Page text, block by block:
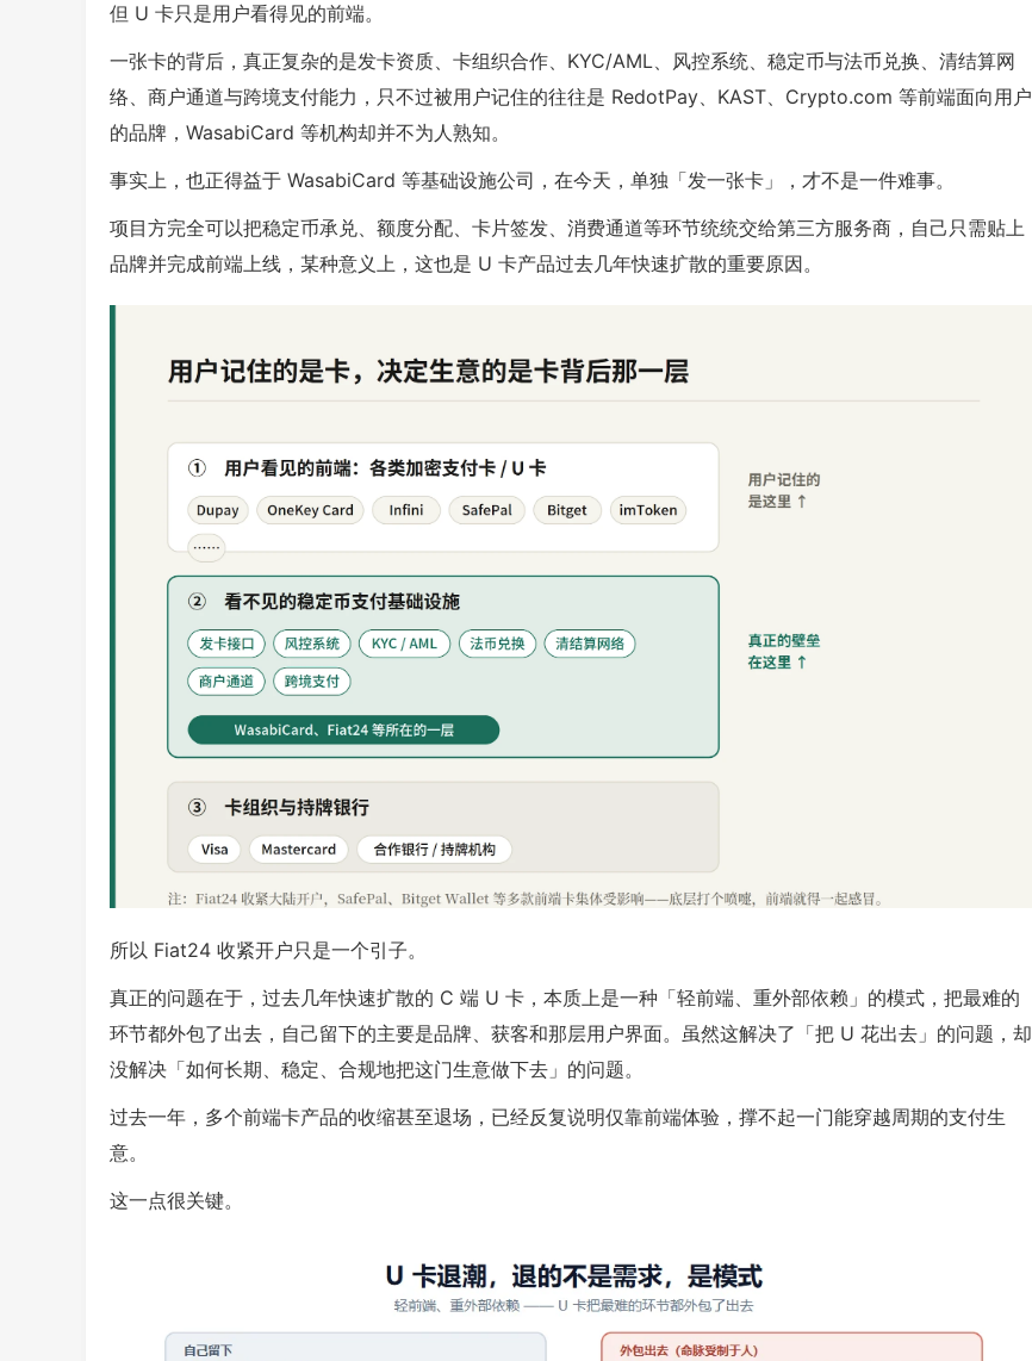
但 U 卡只是用户看得见的前端。
一张卡的背后，真正复杂的是发卡资质、卡组织合作、KYC/AML、风控系统、稳定币与法币兑换、清结算网
络、商户通道与跨境支付能力，只不过被用户记住的往往是 RedotPay、KAST、Crypto.com 等前端面向用户
的品牌，WasabiCard 等机构却并不为人熟知。
事实上，也正得益于 WasabiCard 等基础设施公司，在今天，单独「发一张卡」，才不是一件难事。
项目方完全可以把稳定币承兑、额度分配、卡片签发、消费通道等环节统统交给第三方服务商，自己只需贴上
品牌并完成前端上线，某种意义上，这也是 U 卡产品过去几年快速扩散的重要原因。
所以 Fiat24 收紧开户只是一个引子。
真正的问题在于，过去几年快速扩散的 C 端 U 卡，本质上是一种「轻前端、重外部依赖」的模式，把最难的
环节都外包了出去，自己留下的主要是品牌、获客和那层用户界面。虽然这解决了「把 U 花出去」的问题，却
没解决「如何长期、稳定、合规地把这门生意做下去」的问题。
过去一年，多个前端卡产品的收缩甚至退场，已经反复说明仅靠前端体验，撑不起一门能穿越周期的支付生
意。
这一点很关键。